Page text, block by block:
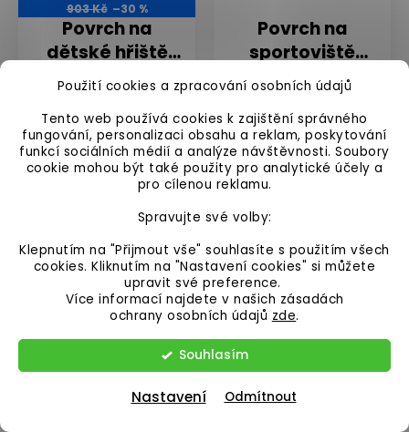
Použití cookies a zpracování osobních údajů
Tento web používá cookies k zajištění správného
fungování, personalizaci obsahu a reklam, poskytování
funkcí sociálních médií a analýze návštěvnosti. Soubory
cookie mohou být také použity pro analytické účely a
pro cílenou reklamu.
Spravujte své volby:
Klepnutím na "Přijmout vše" souhlasíte s použitím všech
cookies. Kliknutím na "Nastavení cookies" si můžete
upravit své preference.
Více informací najdete v našich zásadách
ochrany osobních údajů zde.
Souhlasím
Nastavení Odmítnout
903 Kč –30 %
Povrch na
dětské hřiště
nebo
500x500x50mm
| spojení skryté
zámky
522,31 Kč bez DPH
632 Kč
DETAIL
Povrch na
sportoviště
nebo dětské
hřiště NOVISA |
1000x1000mm |
skryté spoje
od 973,55 Kč bez DPH
1 178 Kč
DETAIL
Doporučujeme
Novinka
👍Top
Produkt